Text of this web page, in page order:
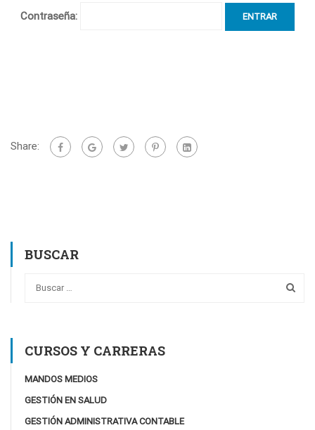
Contraseña:
Share:
BUSCAR
CURSOS Y CARRERAS
MANDOS MEDIOS
GESTIÓN EN SALUD
GESTIÓN ADMINISTRATIVA CONTABLE